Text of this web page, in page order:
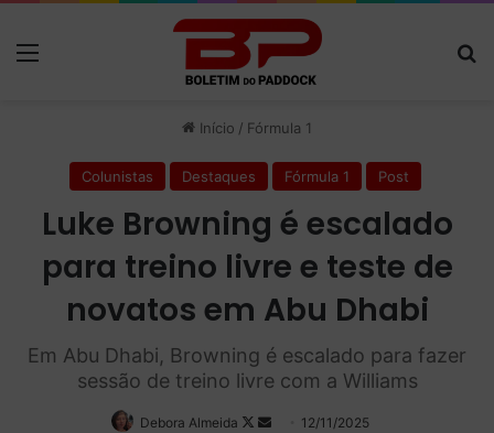
Início / Fórmula 1
Colunistas Destaques Fórmula 1 Post
Luke Browning é escalado
para treino livre e teste de
novatos em Abu Dhabi
Em Abu Dhabi, Browning é escalado para fazer
sessão de treino livre com a Williams
Debora Almeida
FollowMande12/11/2025